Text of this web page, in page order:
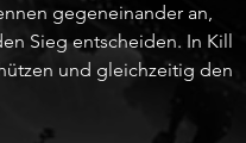
gegeneinander an,
Sieg entscheiden. In Kill
und gleichzeitig den